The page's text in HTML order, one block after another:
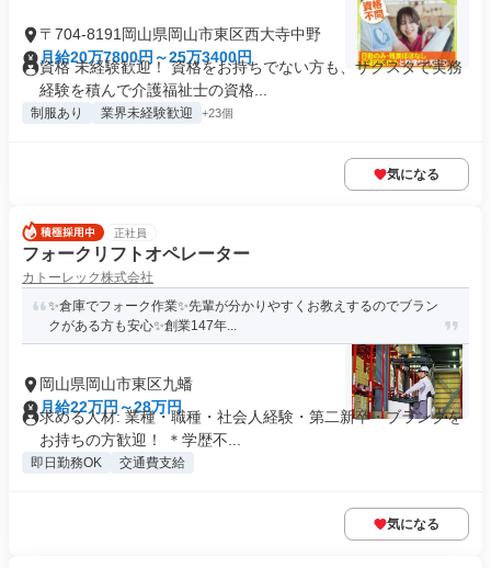
〒704-8191岡山県岡山市東区西大寺中野
月給20万7800円～25万3400円
資格 未経験歓迎！ 資格をお持ちでない方も、ザグスタで実務
経験を積んで介護福祉士の資格...
制服あり 業界未経験歓迎 +23個
気になる
正社員
フォークリフトオペレーター
カトーレック株式会社
✨倉庫でフォーク作業✨先輩が分かりやすくお教えするのでブラン
クがある方も安心✨創業147年...
岡山県岡山市東区九蟠
月給22万円～28万円
求める人材: 業種・職種・社会人経験・第二新卒・ブランクを
お持ちの方歓迎！ ＊学歴不...
即日勤務OK 交通費支給
気になる